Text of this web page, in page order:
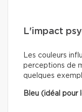
L'impact
Les couleurs
perceptions de
quelques
Bleu (idéal pour